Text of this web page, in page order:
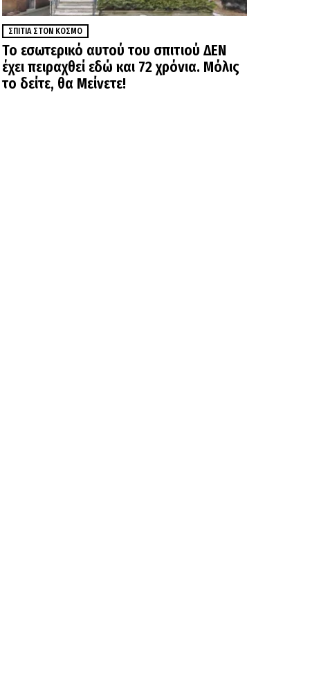
ΣΠΊΤΙΑ ΣΤΟΝ ΚΌΣΜΟ
Το εσωτερικό αυτού του σπιτιού ΔΕΝ
έχει πειραχθεί εδώ και 72 χρόνια. Μόλις
το δείτε, θα Μείνετε!